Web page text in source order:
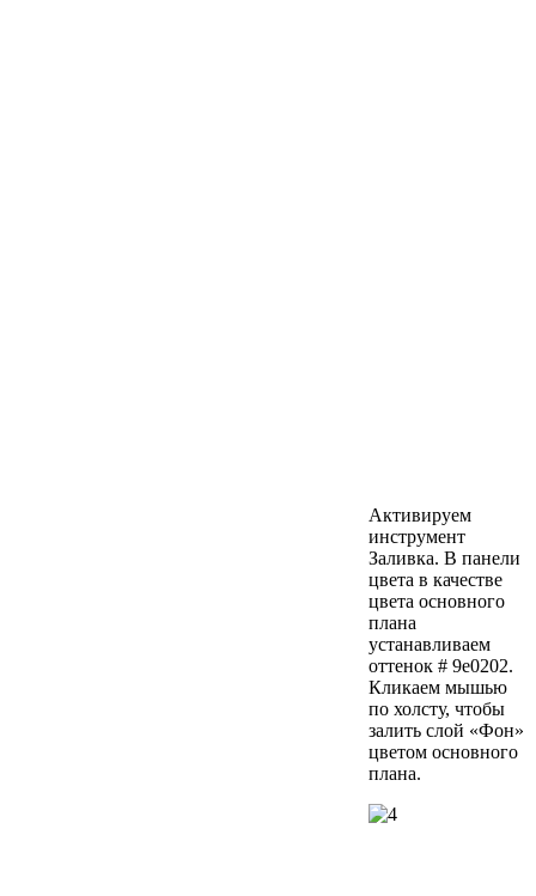
Активируем
инструмент
Заливка. В панели
цвета в качестве
цвета основного
плана
устанавливаем
оттенок # 9e0202.
Кликаем мышью
по холсту, чтобы
залить слой «Фон»
цветом основного
плана.